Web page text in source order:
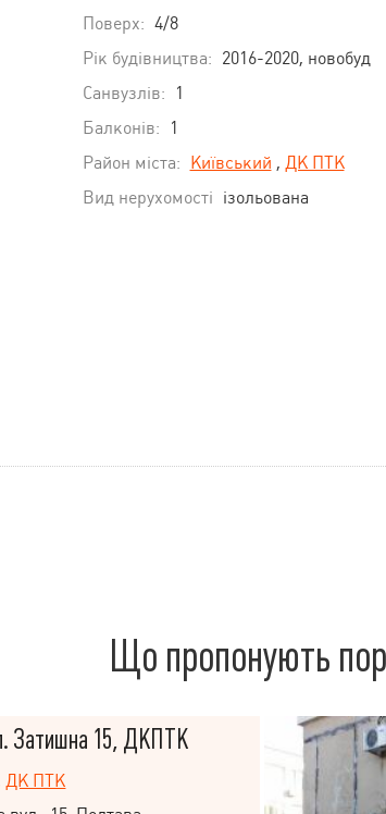
Поверх: 4/8
Рік будівництва: 2016-2020, новобуд
Санвузлів:
1
Балконів:
1
Район міста: Київський , ДК ПТК
Вид нерухомості ізольована
Що пропонують
Затишна 15, ДКПТК
ДК ПТК